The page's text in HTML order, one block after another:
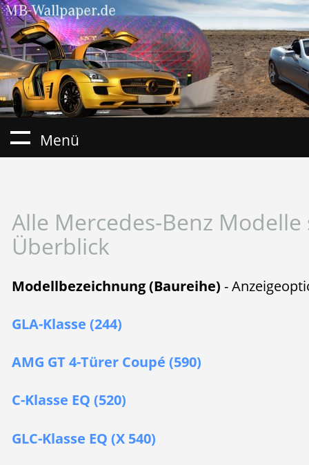
Menü
Alle Mercedes-Benz
Überblick
Modellbezeichnung (Baureihe) -
GLA-Klasse (244)
AMG GT 4-Türer Coupé (590)
C-Klasse EQ (520)
GLC-Klasse EQ (X 540)